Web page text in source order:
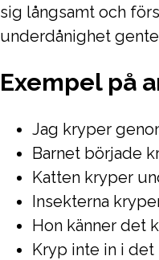
sig långsamt och
underdånighet
Exempel på
Jag kryper
Barnet började
Katten kryper
Insekterna
Hon känner det
Kryp inte in i